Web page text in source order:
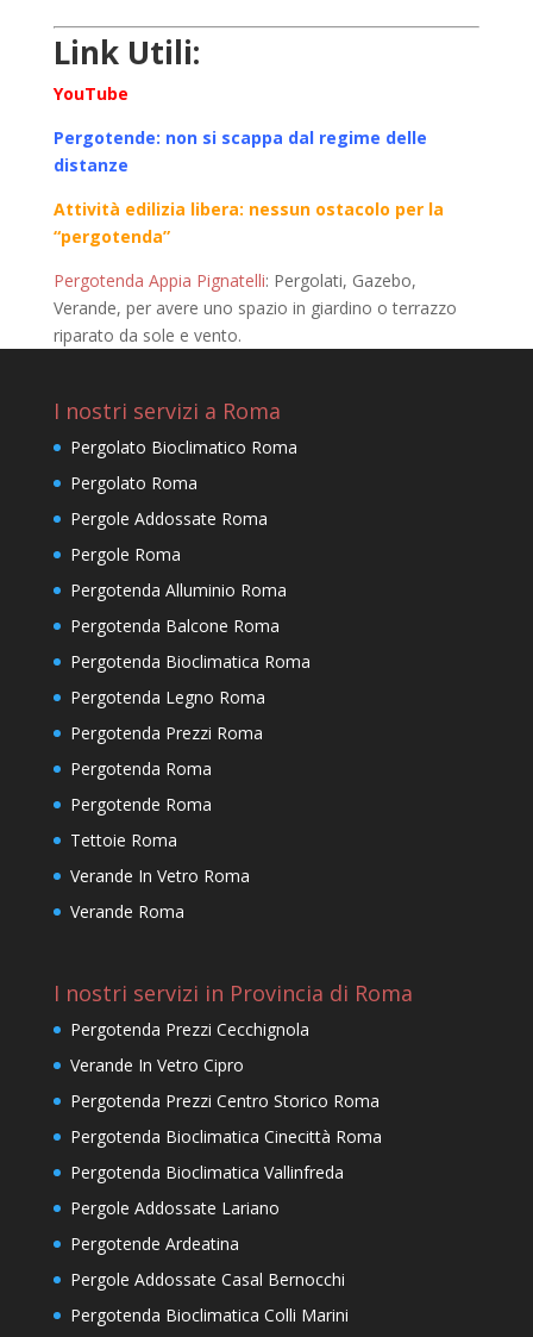
Link Utili:
YouTube
Pergotende: non si scappa dal regime delle
distanze
Attività edilizia libera: nessun ostacolo per la
“pergotenda”
Pergotenda Appia Pignatelli: Pergolati, Gazebo,
Verande, per avere uno spazio in giardino o terrazzo
riparato da sole e vento.
I nostri servizi a Roma
Pergolato Bioclimatico Roma
Pergolato Roma
Pergole Addossate Roma
Pergole Roma
Pergotenda Alluminio Roma
Pergotenda Balcone Roma
Pergotenda Bioclimatica Roma
Pergotenda Legno Roma
Pergotenda Prezzi Roma
Pergotenda Roma
Pergotende Roma
Tettoie Roma
Verande In Vetro Roma
Verande Roma
I nostri servizi in Provincia di Roma
Pergotenda Prezzi Cecchignola
Verande In Vetro Cipro
Pergotenda Prezzi Centro Storico Roma
Pergotenda Bioclimatica Cinecittà Roma
Pergotenda Bioclimatica Vallinfreda
Pergole Addossate Lariano
Pergotende Ardeatina
Pergole Addossate Casal Bernocchi
Pergotenda Bioclimatica Colli Marini